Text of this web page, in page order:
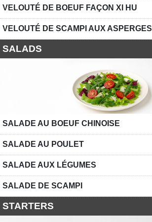
VELOUTÉ DE BOEUF FAÇON XI HU
VELOUTÉ DE SCAMPI AUX ASPERGES
SALADS
SALADE AU BOEUF CHINOISE
SALADE AU POULET
SALADE AUX LÉGUMES
SALADE DE SCAMPI
STARTERS